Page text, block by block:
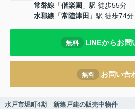
常磐線 「偕楽園 」駅 徒歩55分
水郡線 「常陸津田 」駅 徒歩74分
無料 LINEからお問
無料 お問い合
水戸市堀町4期 新築戸建の販売中物件